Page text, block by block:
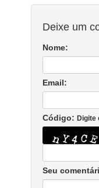
Deixe um
Nome:
Email:
Código: Digite
Seu